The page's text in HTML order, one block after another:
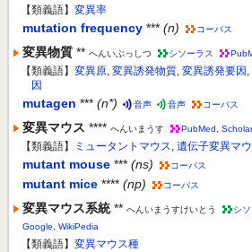
【類義語】 変異率
mutation frequency *** (n) コーパス
変異物質 ** へんいぶっしつ シソーラス
【類義語】 変異原, 変異誘発物質, 変異誘発要因 ,
因
mutagen *** (n*) 音声 音声 コーパス
変異マウス **** へんいまうす PubMed Scholar
【類義語】 ミュータントマウス, 遺伝子変異マ
mutant mouse *** (ns) コーパス
mutant mice **** (np) コーパス
変異マウス系統 ** へんいまうすけいとう シ
Google
WikiPedia
【類義語】 変異マウス種